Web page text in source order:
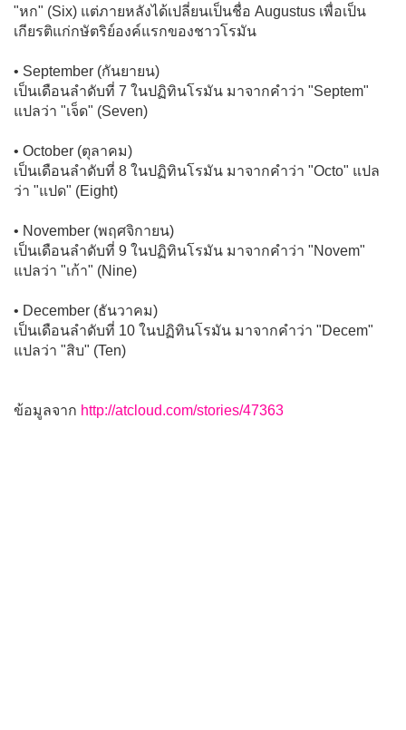
"หก" (Six) แต่ภายหลังได้เปลี่ยนเป็นชื่อ Augustus เพื่อเป็น
เกียรติแก่กษัตริย์องค์แรกของชาวโรมัน
• September (กันยายน)
เป็นเดือนลำดับที่ 7 ในปฏิทินโรมัน มาจากคำว่า "Septem"
แปลว่า "เจ็ด" (Seven)
• October (ตุลาคม)
เป็นเดือนลำดับที่ 8 ในปฏิทินโรมัน มาจากคำว่า "Octo" แปล
ว่า "แปด" (Eight)
• November (พฤศจิกายน)
เป็นเดือนลำดับที่ 9 ในปฏิทินโรมัน มาจากคำว่า "Novem"
แปลว่า "เก้า" (Nine)
• December (ธันวาคม)
เป็นเดือนลำดับที่ 10 ในปฏิทินโรมัน มาจากคำว่า "Decem"
แปลว่า "สิบ" (Ten)
ข้อมูลจาก http://atcloud.com/stories/47363